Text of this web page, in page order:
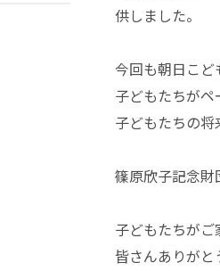
供しました。
今回も朝日こ
子どもたちが
子どもたちの
篠原欣子記念
子どもたちが
皆さんありが